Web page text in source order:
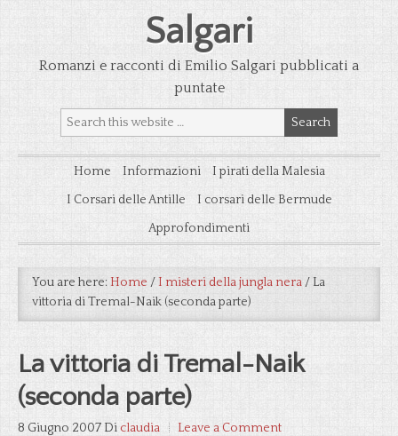
Salgari
Romanzi e racconti di Emilio Salgari pubblicati a
puntate
Home Informazioni
I pirati della Malesia
I Corsari delle Antille
I corsari delle Bermude
Approfondimenti
You are here: Home /I misteri della jungla nera / La
vittoria di Tremal-Naik (seconda parte)
La vittoria di Tremal-Naik
(seconda parte)
8 Giugno 2007 Diclaudia Leave a Comment